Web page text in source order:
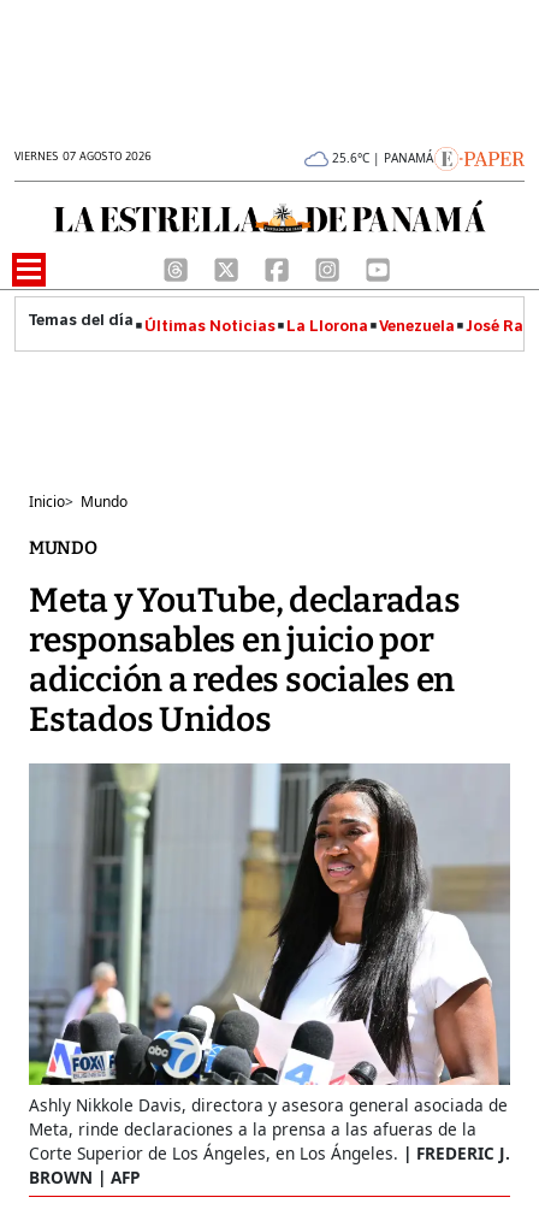
VIERNES 07 AGOSTO 2026 25.6°C | PANAMÁ
Últimas Noticias La Llorona Venezuela José
Inicio> Mundo
MUNDO
Meta y YouTube, declaradas
responsables en juicio por
adicción a redes sociales en
Estados Unidos
Ashly Nikkole Davis, directora y asesora general asociada de
Meta, rinde declaraciones a la prensa a las afueras de la
Corte Superior de Los Ángeles, en Los Ángeles.
FREDERIC J.
BROWN | AFP